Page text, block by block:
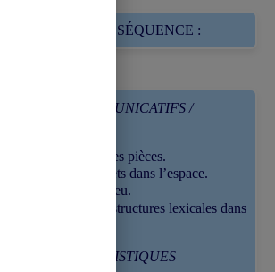
OBJECTIFS DE LA SÉQUENCE :
OBJECTIFS COMMUNICATIFS /
Reconnaître des pièces.
Situer des objets dans l’espace.
Présenter un lieu.
Employer les structures lexicales dans
OBJECTIFS LINGUISTIQUES